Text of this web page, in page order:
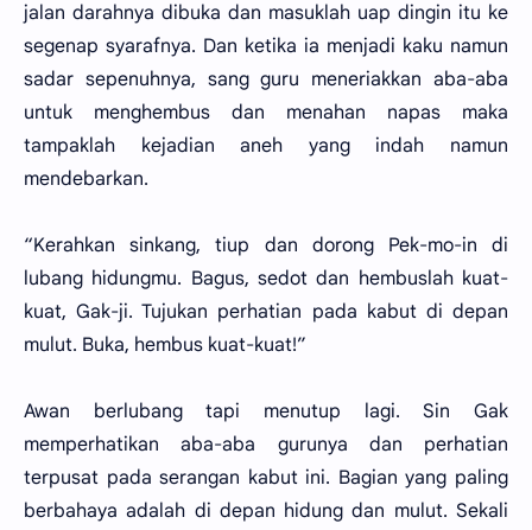
jalan darahnya dibuka dan masuklah uap dingin itu ke
segenap syarafnya. Dan ketika ia menjadi kaku namun
sadar sepenuhnya, sang guru meneriakkan aba-aba
untuk menghembus dan menahan napas maka
tampaklah kejadian aneh yang indah namun
mendebarkan.
“Kerahkan sinkang, tiup dan dorong Pek-mo-in di
lubang hidungmu. Bagus, sedot dan hembuslah kuat-
kuat, Gak-ji. Tujukan perhatian pada kabut di depan
mulut. Buka, hembus kuat-kuat!”
Awan berlubang tapi menutup lagi. Sin Gak
memperhatikan aba-aba gurunya dan perhatian
terpusat pada serangan kabut ini. Bagian yang paling
berbahaya adalah di depan hidung dan mulut. Sekali